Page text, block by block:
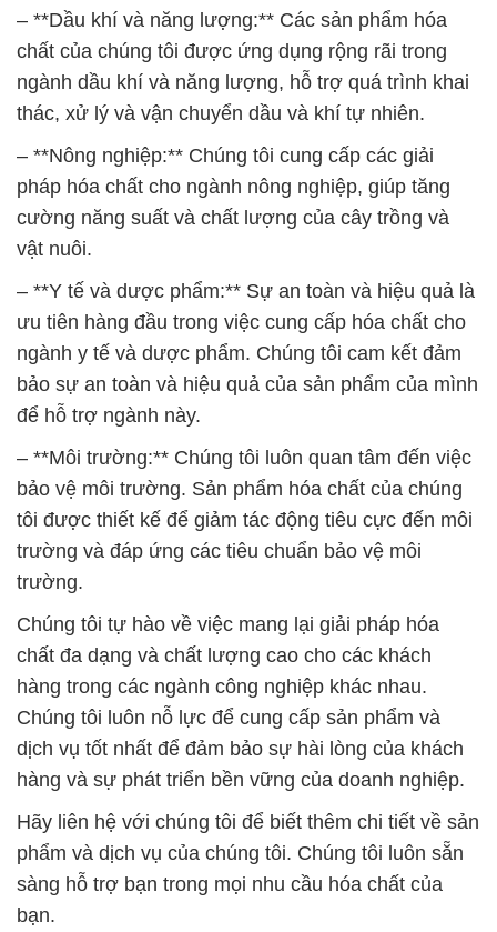
– **Nông nghiệp:** Chúng tôi cung cấp các giải
pháp hóa chất cho ngành nông nghiệp, giúp tăng
cường năng suất và chất lượng của cây trồng và
vật nuôi.
– **Y tế và dược phẩm:** Sự an toàn và hiệu quả là
ưu tiên hàng đầu trong việc cung cấp hóa chất cho
ngành y tế và dược phẩm. Chúng tôi cam kết đảm
bảo sự an toàn và hiệu quả của sản phẩm của mình
để hỗ trợ ngành này.
– **Môi trường:** Chúng tôi luôn quan tâm đến việc
bảo vệ môi trường. Sản phẩm hóa chất của chúng
tôi được thiết kế để giảm tác động tiêu cực đến môi
trường và đáp ứng các tiêu chuẩn bảo vệ môi
trường.
Chúng tôi tự hào về việc mang lại giải pháp hóa
chất đa dạng và chất lượng cao cho các khách
hàng trong các ngành công nghiệp khác nhau.
Chúng tôi luôn nỗ lực để cung cấp sản phẩm và
dịch vụ tốt nhất để đảm bảo sự hài lòng của khách
hàng và sự phát triển bền vững của doanh nghiệp.
Hãy liên hệ với chúng tôi để biết thêm chi tiết về sản
phẩm và dịch vụ của chúng tôi. Chúng tôi luôn sẵn
sàng hỗ trợ bạn trong mọi nhu cầu hóa chất của
bạn.
# Đơn vị thương mại ¶ cung cấp CA(OCL)2 Þ Bột
CA(OCL)2 70% Nankai Star Chlon Nhật Bản Japan
# Nơi bán π cung ứng CA(OCL)2 Þ Bột CA(OCL)2
70% Nankai Star Chlon Nhật Bản Japan